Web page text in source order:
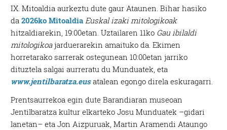
IX. Mitoaldia aurkeztu dute gaur Ataunen. Bihar hasiko
da2026ko Mitoaldia Euskal izaki mitologikoak
hitzaldiarekin, 19:00etan. Uztailaren 11ko Gau ibilaldi
mitologikoajarduerarekin amaituko da. Ekimen
horretarako sarrerak ostegunean 10:00etan jarriko
dituztela salgai aurreratu du Munduatek, eta
www.jentilbaratza.eusatalean egongo direla eskuragarri.
Prentsaurrekoa egin dute Barandiaran museoan
Jentilbaratza kultur elkarteko Josu Munduatek –gidari
lanetan– eta Jon Aizpuruak, Martin Aramendi Ataungo